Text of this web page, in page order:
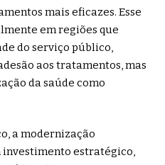
mais eficazes. Esse
em regiões que
do serviço público,
aos tratamentos, mas
da saúde como
a modernização
estratégico,